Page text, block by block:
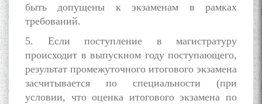
быть допущены к экзаменам в рамках
требований.
5. Если поступление в магистратуру
происходит в выпускном году поступающего,
результат промежуточного итогового экзамена
засчитывается по специальности (при
условии, что оценка итогового экзамена по
илмҳои Тоҷикистон бахшида
ба 100-солагии мунаққиду
адабиётшинос Соҳиб
Табаров ҳамоиши илмӣ-
назариявӣ баргузор гардид.